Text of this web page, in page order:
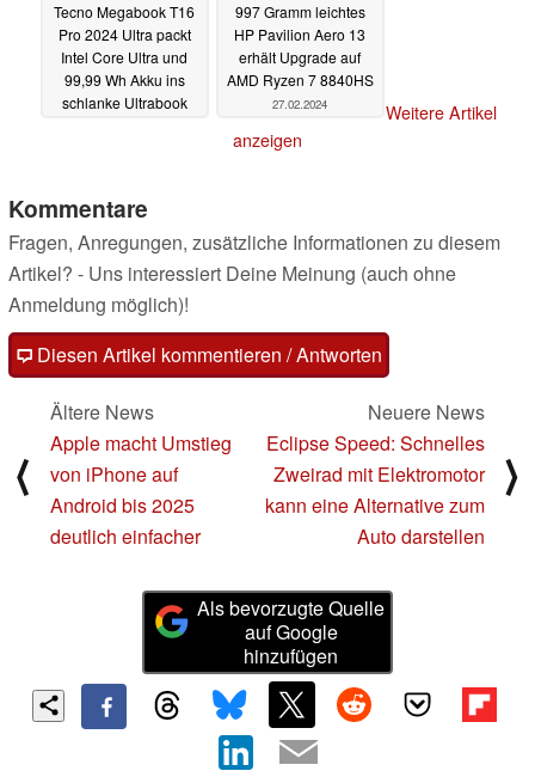
Tecno Megabook T16
Pro 2024 Ultra packt
Intel Core Ultra und
99,99 Wh Akku ins
schlanke Ultrabook
997 Gramm leichtes
HP Pavilion Aero 13
erhält Upgrade auf
AMD Ryzen 7 8840HS
27.02.2024
Weitere Artikel
anzeigen
Kommentare
Fragen, Anregungen, zusätzliche Informationen zu diesem
Artikel? - Uns interessiert Deine Meinung (auch ohne
Anmeldung möglich)!
Diesen Artikel kommentieren / Antworten
⟨
Ältere News
Apple macht Umstieg
von iPhone auf
Android bis 2025
deutlich einfacher
Neuere News
Eclipse Speed: Schnelles
Zweirad mit Elektromotor
kann eine Alternative zum
Auto darstellen
⟩
Als bevorzugte Quelle
auf Google
hinzufügen